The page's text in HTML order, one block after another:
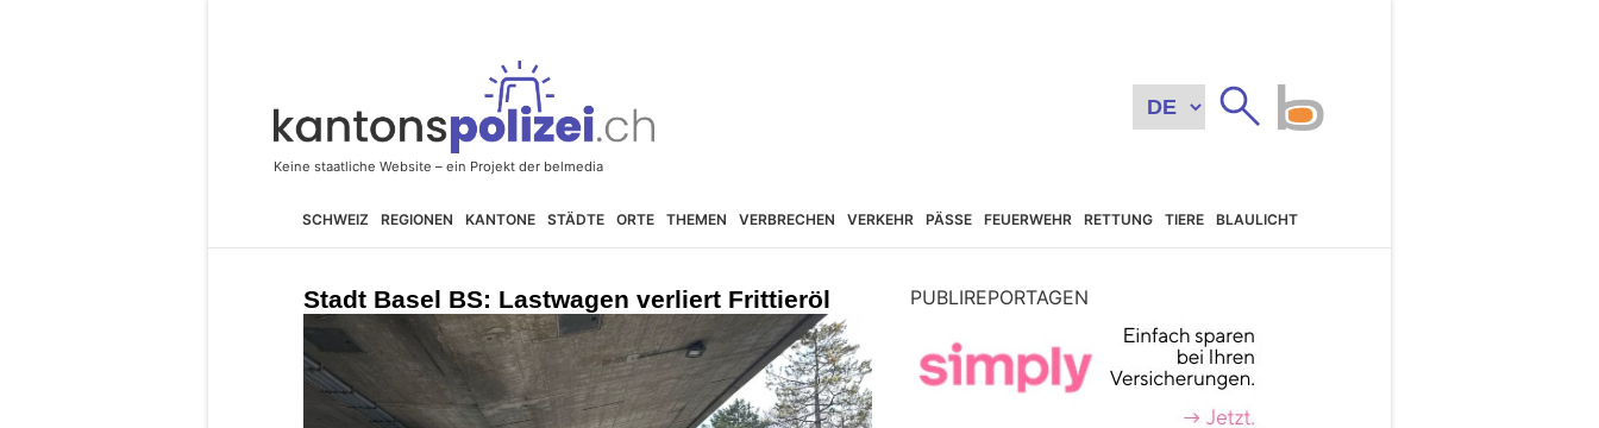
SCHWEIZ REGIONEN KANTONE STÄDTE ORTE THEMEN VERBRECHEN VERKEHR PÄSSE FEUERWEHR RETTUNG TIERE BLAULICHT
Stadt Basel BS: Lastwagen verliert Frittieröl PUBLIREPORTAGEN